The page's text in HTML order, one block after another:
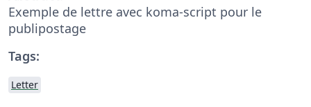
Exemple de lettre avec koma-script pour le
publipostage
Tags:
Letter